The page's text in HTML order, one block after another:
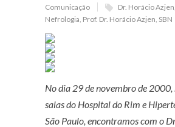
Comunicação
Dr. Horácio Azjen,
Nefrologia, Prof. Dr. Horácio Azjen, SBN
No dia 29 de novembro de 2000,
salas do Hospital do Rim e
São Paulo, encontramos com o